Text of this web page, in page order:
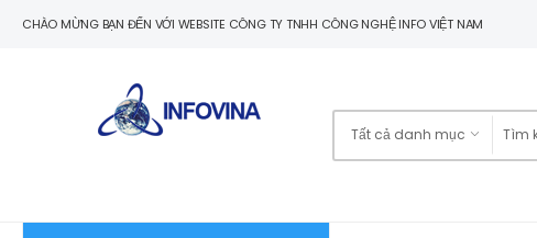
CHÀO MỪNG BẠN ĐẾN VỚI WEBSITE CÔNG TY TNHH CÔNG NGHỆ INFO VIỆT NAM